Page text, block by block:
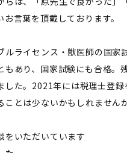
言葉を頂戴しております。
ライセンス・獣医師の国家
もあり、国家試験にも合格
した。2021年には税理士登
とは少ないかもしれません
いただいています